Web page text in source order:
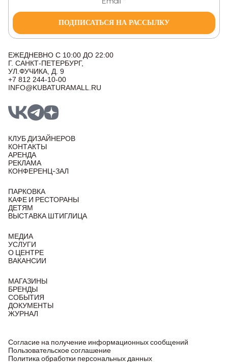
ПОДПИСАТЬСЯ НА РАССЫЛКУ
ЕЖЕДНЕВНО С 10:00 ДО 22:00
Г. САНКТ-ПЕТЕРБУРГ,
УЛ.ФУЧИКА, Д. 9
+7 812 244-10-00
INFO@KUBATURAMALL.RU
КЛУБ ДИЗАЙНЕРОВ
КОНТАКТЫ
АРЕНДА
РЕКЛАМА
КОНФЕРЕНЦ-ЗАЛ
ПАРКОВКА
КАФЕ И РЕСТОРАНЫ
ДЕТЯМ
ВЫСТАВКА ШТИГЛИЦА
МЕДИА
УСЛУГИ
О ЦЕНТРЕ
ВАКАНСИИ
МАГАЗИНЫ
БРЕНДЫ
СОБЫТИЯ
ДОКУМЕНТЫ
ЖУРНАЛ
Согласие на получение информационных сообщений
Пользовательское соглашение
Политика обработки персональных данных